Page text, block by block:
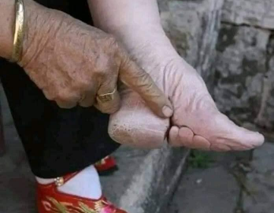
علي خامنئي، والتي تأسست عقب الثورة في عام 1979 من أجل
مصادرة أملاك المواطنيين سواء الإيرانيين العاديين أو التابعين
لأقليات دينية، أو رجال الأعمال، أو الإيرانيين الذين يعملون في
الخارج.
وكانت الكنيسة الأشورية قد صدر حكم بمصادرتها في عام 2011
من قبل إحدى المحاكم الثورية، إلا أن المسيحيين الأشوريين ظلوا
يقيمون الشعائر بها حتى هذا الشهر.
وقال منصور برجي، المسؤول بمنظمة “أرتيكل 18″، إن “العديد
من الكنائس التي يملكها المسيحيون البروتستانت تم مصادرتها
من قبل إيران”.
يذكر أن عدد الأشوريين في إيران وصل إلى نحو 200 ألف نسمة
قبل الثورة في عام 1979، لكن تقلص هذا العدد عقب الثورة